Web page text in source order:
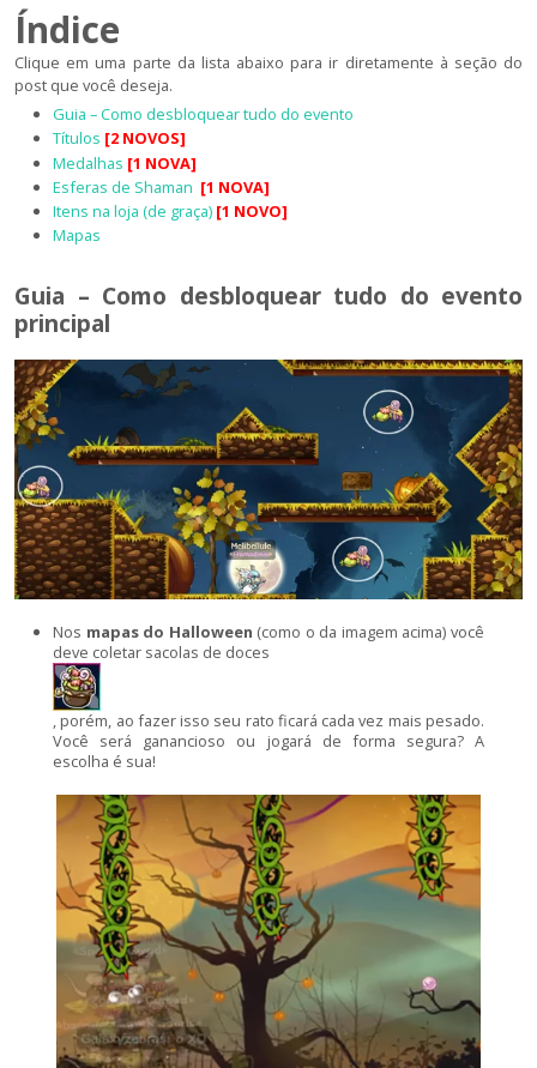
Índice
Clique em uma parte da lista abaixo para ir diretamente à seção do
post que você deseja.
Guia – Como desbloquear tudo do evento
Títulos [2 NOVOS]
Medalhas [1 NOVA]
Esferas de Shaman [1 NOVA]
Itens na loja (de graça) [1 NOVO]
Mapas
Guia – Como desbloquear tudo do evento
principal
Nos mapas do Halloween (como o da imagem acima) você
deve coletar sacolas de doces
, porém, ao fazer isso seu rato ficará cada vez mais pesado.
Você será ganancioso ou jogará de forma segura? A
escolha é sua!